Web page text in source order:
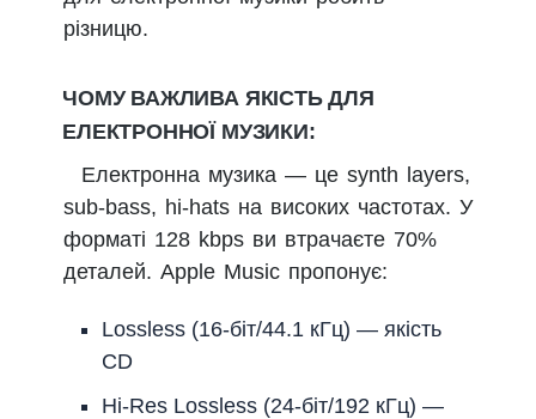
різницю.
ЧОМУ ВАЖЛИВА ЯКІСТЬ ДЛЯ
ЕЛЕКТРОННОЇ МУЗИКИ:
Електронна музика — це synth layers,
sub-bass, hi-hats на високих частотах. У
форматі 128 kbps ви втрачаєте 70%
деталей. Apple Music пропонує:
Lossless (16-біт/44.1 кГц) — якість
CD
Hi-Res Lossless (24-біт/192 кГц) —